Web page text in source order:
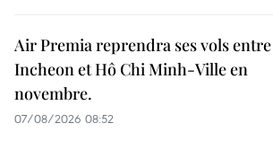
Air Premia reprendra ses vols entre
Incheon et Hô Chi Minh-Ville en
novembre.
07/08/2026 08:52